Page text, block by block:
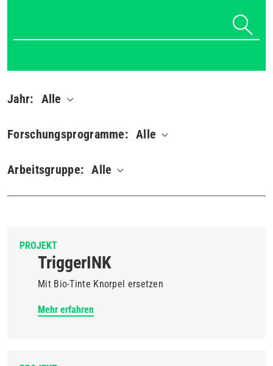
Jahr: Alle
Forschungsprogramme: Alle
Arbeitsgruppe: Alle
PROJEKT
TriggerINK
Mit Bio-Tinte Knorpel ersetzen
Mehr erfahren